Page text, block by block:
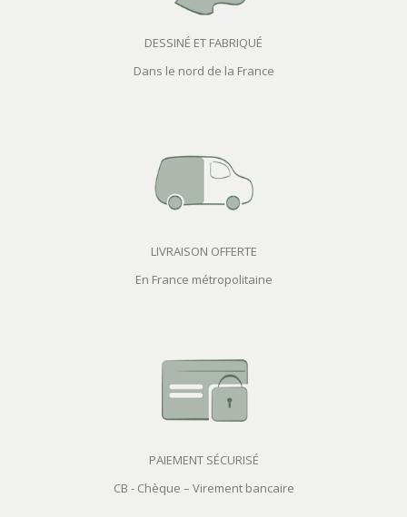
DESSINÉ ET FABRIQUÉ
Dans le nord de la France
LIVRAISON OFFERTE
En France métropolitaine
PAIEMENT SÉCURISÉ
CB - Chèque – Virement bancaire